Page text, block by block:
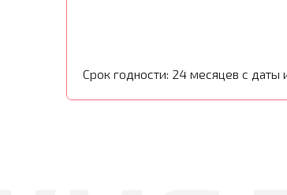
Срок годности: 24 месяцев с даты